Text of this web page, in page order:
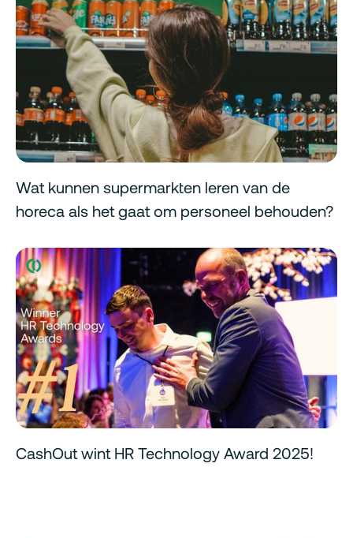
Wat kunnen supermarkten leren van de
horeca als het gaat om personeel behouden?
CashOut wint HR Technology Award 2025!